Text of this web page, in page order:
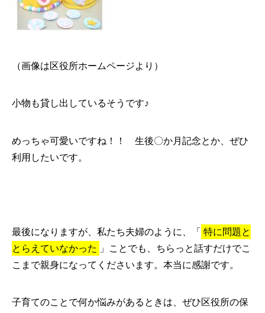
（画像は区役所ホームページより）
小物も貸し出しているそうです♪
めっちゃ可愛いですね！！ 生後〇か月記念とか、ぜひ
利用したいです。
最後になりますが、私たち夫婦のように、「 特に問題と
とらえていなかった
」ことでも、ちらっと話すだけでこ
こまで親身になってくださいます。本当に感謝です。
子育てのことで何か悩みがあるときは、ぜひ区役所の保